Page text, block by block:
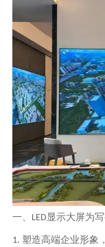
一、 LED显示大屏为
1. 塑造高端企业形象